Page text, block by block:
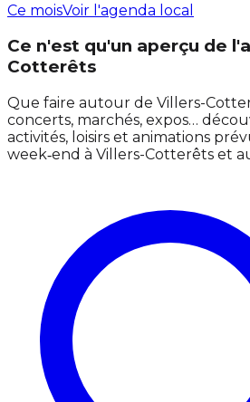
Ce moisVoir l'agenda local
Ce n'est qu'un aperçu de
Cotterêts
Que faire autour de Villers-
concerts, marchés, expos…
activités, loisirs et animations
week‑end à Villers-Cotterêts et